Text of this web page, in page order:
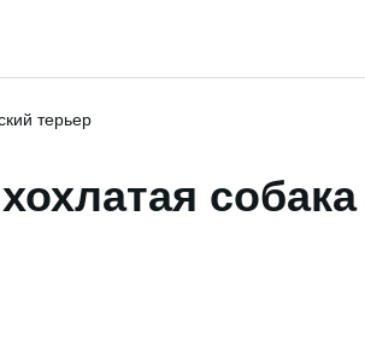
терьер
собака